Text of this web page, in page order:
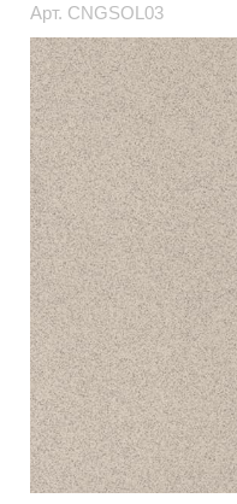
Арт. CNGSOL03